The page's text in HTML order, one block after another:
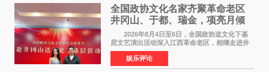
全国政协文化名家齐聚革命老区
井冈山、于都、瑞金，项亮月倾
情献唱《桃花谣》致敬红色沃土
2026年8月4日至6日，全国政协送文化下基
层文艺演出活动深入江西革命老区，相继走进井
冈山、于都长征出发地、瑞金三地。由全国政协
文化文史和学习委员会副主任、甘肃省政协原主
席欧阳坚率团，一
娱乐评论